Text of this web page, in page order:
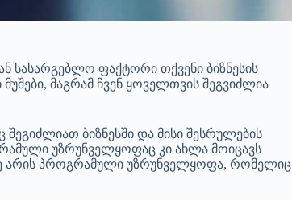
სასარგებლო ფაქტორი თქვენი ბიზნესის
მაგრამ ჩვენ ყოველთვის შეგვიძლია
ბიზნესში და მისი შესრულების
უზრუნველყოფაც კი ახლა მოიცავს
არის პროგრამული უზრუნველყოფა, რომელიც